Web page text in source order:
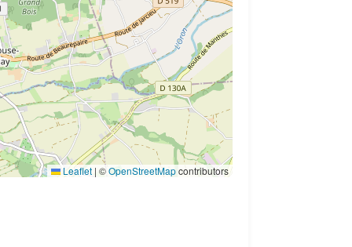
Leaflet | ©OpenStreetMapcontributors